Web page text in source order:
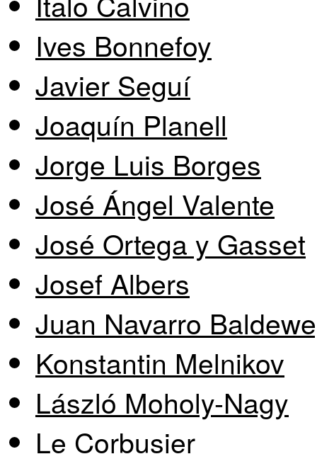
Ives Bonnefoy
Javier Seguí
Joaquín Planell
Jorge Luis Borges
José Ángel Valente
José Ortega y Gasset
Josef Albers
Juan Navarro
Konstantin Melnikov
László Moholy-Nagy
Le Corbusier